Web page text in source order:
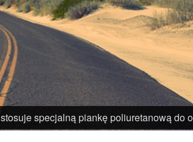
specjalną piankę poliuretanową do